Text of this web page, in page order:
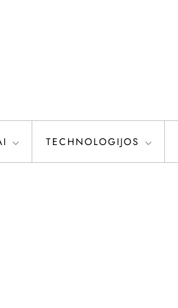
TECHNOLOGIJOS